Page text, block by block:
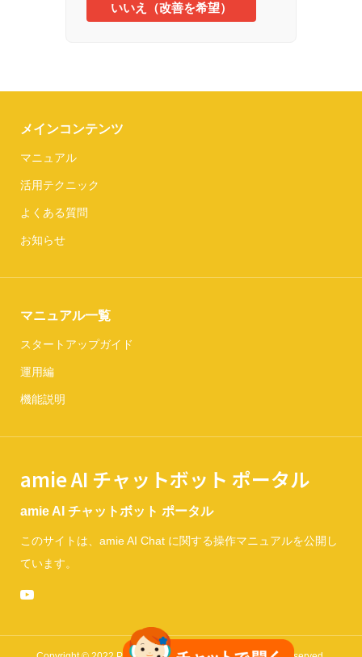
いいえ（改善を希望）
メインコンテンツ
マニュアル
活用テクニック
よくある質問
お知らせ
マニュアル一覧
スタートアップガイド
運用編
機能説明
amie AI チャットボット ポータル
amie AI チャットボット ポータル
このサイトは、amie AI Chat に関する操作マニュアルを公開し
ています。